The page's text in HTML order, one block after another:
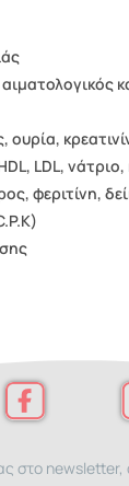
ουρία,
, LDL,
φεριτίνη,
.P.K)
στο newsletter,